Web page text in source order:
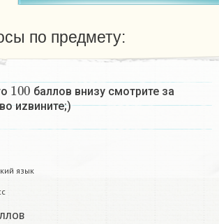
по предмету:
100
баллов внизу смотрите за
иzвините;)
язык